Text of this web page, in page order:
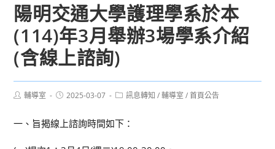
陽明交通大學護理學系於本
(114)年3月舉辦3場學系介紹
(含線上諮詢)
Post輔導室
Post2025-03-07
Post訊息轉知 / 輔導室 / 首頁公告
一、旨揭線上諮詢時間如下：